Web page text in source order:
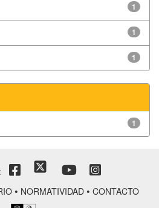
1
1
1
1
• NORMATIVIDAD • CONTACTO